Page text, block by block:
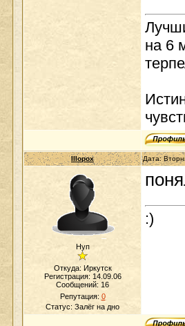
на 6
IIIopox Дата:
Нуп
Откуда: Иркутск
Регистрация: 14.09.06
Сообщений: 16
Репутация: 0
Статус: Залёг на дно
:)